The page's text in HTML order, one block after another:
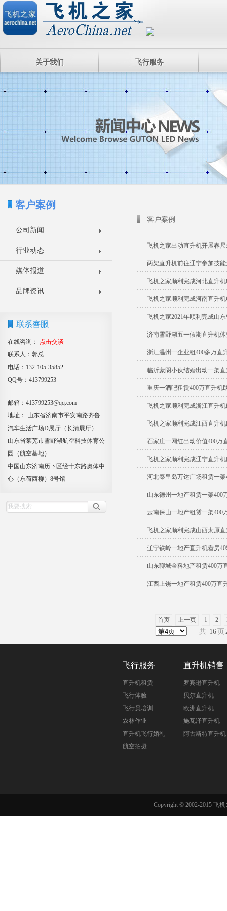
关于我们 飞行服务
客户案例
公司新闻
行业动态
媒体报道
品牌资讯
在线咨询：
点击交谈
联系人：郭总
电话：132-105-35852
QQ号：413799253
邮箱：413799253@qq.com
地址： 山东省济南市平安南路齐鲁
汽车生活广场D展厅（长清展厅）
山东省莱芜市雪野湖航空科技体育公
园（航空基地）
中国山东济南历下区经十东路奥体中
心（东荷西柳）8号馆
客户案例
飞机之家出动直升机开展春
两架直升机前往辽宁参加技
飞机之家顺利完成河北直升
飞机之家顺利完成河南直升
飞机之家2021年顺利完成山
济南雪野湖五一假期直升机
浙江温州一企业租400多万直
临沂蒙阴小伙结婚出动一架
重庆一酒吧租赁400万直升机
飞机之家顺利完成浙江直升
飞机之家顺利完成江西直升
石家庄一网红出动价值400万
飞机之家顺利完成辽宁直升
河北秦皇岛万达广场租赁一
山东德州一地产租赁一架400
云南保山一地产租赁一架400
飞机之家顺利完成山西太原
辽宁铁岭一地产直升机看房
山东聊城金科地产租赁400万
江西上饶一地产租赁400万直
首页 上一页 1 2
共 16 页
飞行服务
直升机租赁
飞行体验
飞行员培训
农林作业
直升机飞行婚礼
航空拍摄
直升机销售
罗宾逊直升机
贝尔直升机
欧洲直升机
施瓦泽直升机
阿古斯特直升机
Copyright © 2002-2015 飞